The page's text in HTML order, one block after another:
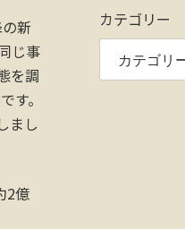
新
じ事
を調
す。
まし
2億
カテゴリー